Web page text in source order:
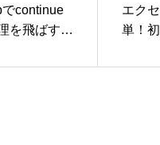
continue
を飛ばす書
エク
単！